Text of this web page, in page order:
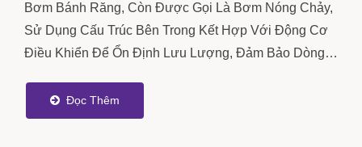
Bơm Bánh Răng, Còn Được Gọi Là Bơm Nóng Chảy,
Sử Dụng Cấu Trúc Bên Trong Kết Hợp Với Động Cơ
Điều Khiển Để Ổn Định Lưu Lượng, Đảm Bảo Dòng
Đọc Thêm